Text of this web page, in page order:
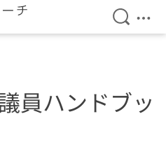
検索を
メ
員ハンドブッ